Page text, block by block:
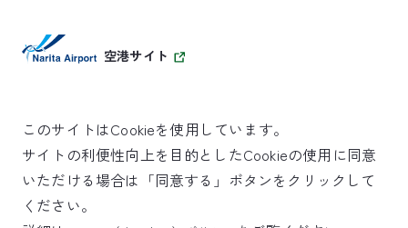
空港サイト
SKYTRAX
5スターエアポート
このサイトはCookieを使用しています。
サイトの利便性向上を目的としたCookieの使用に同意
いただける場合は「同意する」ボタンをクリックして
ください。